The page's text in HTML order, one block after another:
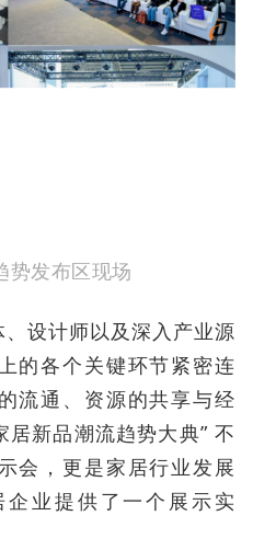
势发布区现场
设计师以及深入产业源
的各个关键环节紧密连
流通、资源的共享与经
新品潮流趋势大典” 不
会，更是家居行业发展
业提供了一个展示实